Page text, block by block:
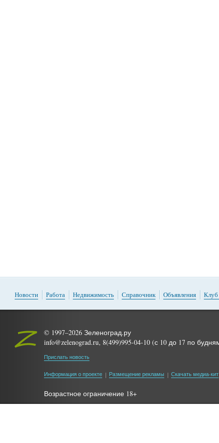
Новости Работа Недвижимость Справочник Объявления Клуб
© 1997–2026 Зеленоград.ру
info@zelenograd.ru, 8(499)995-04-10 (с 10 до 17 по
Прислать новость
Информация о проекте Размещение рекламы Скачать медиа-кит
Возрастное ограничение 18+